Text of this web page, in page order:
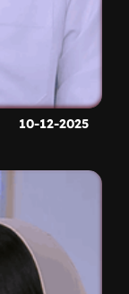
10-12-2025